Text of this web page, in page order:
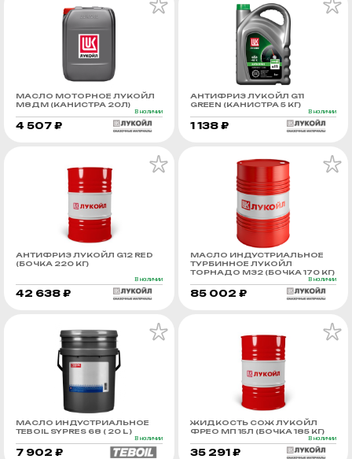
МАСЛО МОТОРНОЕ ЛУКОЙЛ
М8ДМ (КАНИСТРА 20Л)
В наличии
4 507 ₽
АНТИФРИЗ ЛУКОЙЛ G11
GREEN (КАНИСТРА 5 КГ)
В наличии
1 138 ₽
АНТИФРИЗ ЛУКОЙЛ G12 RED
(БОЧКА 220 КГ)
В наличии
42 638 ₽
МАСЛО ИНДУСТРИАЛЬНОЕ
ТУРБИННОЕ ЛУКОЙЛ
ТОРНАДО М32 (БОЧКА 170 КГ)
В наличии
85 002 ₽
МАСЛО ИНДУСТРИАЛЬНОЕ
TEBOIL SYPRES 68 ( 20 L )
В наличии
7 902 ₽
ЖИДКОСТЬ СОЖ ЛУКОЙЛ
ФРЕО МП 15Л (БОЧКА 185 КГ)
В наличии
35 291 ₽